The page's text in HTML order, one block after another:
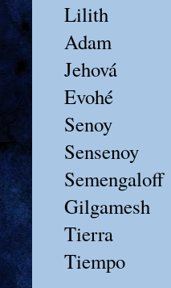
Lilith
Adam
Jehová
Evohé
Senoy
Sensenoy
Semengaloff
Gilgamesh
Tierra
Tiempo